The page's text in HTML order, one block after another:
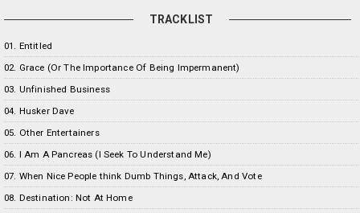
TRACKLIST
01. Entitled
02. Grace (Or The Importance Of Being Impermanent)
03. Unfinished Business
04. Husker Dave
05. Other Entertainers
06. I Am A Pancreas (I Seek To Understand Me)
07. When Nice People think Dumb Things, Attack, And Vote
08. Destination: Not At Home